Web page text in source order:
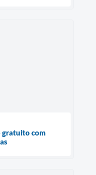
gratuito com